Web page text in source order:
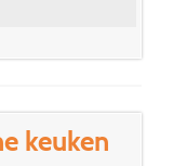
keuken